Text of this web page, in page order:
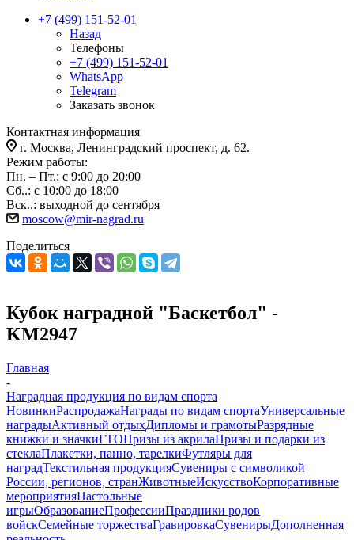
+7 (499) 151-52-01
Назад
Телефоны
+7 (499) 151-52-01
WhatsApp
Telegram
Заказать звонок
Контактная информация
г. Москва, Ленинградский проспект, д. 62.
Режим работы:
Пн. – Пт.: с 9:00 до 20:00
Сб..: с 10:00 до 18:00
Вск..: выходной до сентября
moscow@mir-nagrad.ru
Поделиться
Кубок наградной "Баскетбол" -
KM2947
Главная
-
Наградная продукция по видам спорта
НовинкиРаспродажаНаграды по видам спортаУниверсальные
наградыАктивный отдыхДипломы и грамотыРазрядные
книжки и значкиГТОПризы из акрилаПризы и подарки из
стеклаПлакетки, панно, тарелкиФутляры для
наградТекстильная продукцияСувениры с символикой
России, регионов, странЖивотныеИскусствоКорпоративные
мероприятияНастольные
игрыОбразованиеПрофессииПраздники родов
войскСемейные торжестваГравировкаСувенирыДополненная